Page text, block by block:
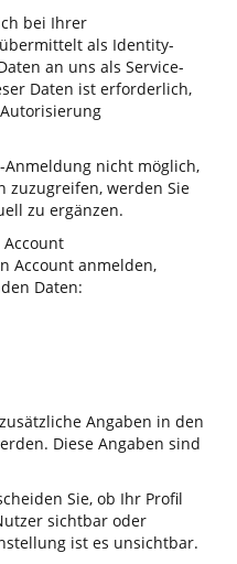
bei Ihrer
als Identity-
an uns als Service-
Daten ist erforderlich,
nicht möglich,
zuzugreifen, werden Sie
zu ergänzen.
Account anmelden,
Daten:
Angaben in den
Diese Angaben sind
Sie, ob Ihr Profil
sichtbar oder
ist es unsichtbar.